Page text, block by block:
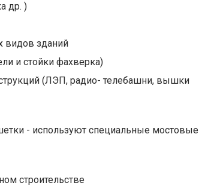
др. )
видов зданий
и стойки фахверка)
(ЛЭП, радио- телебашни, вышки
- используют специальные мостовые
строительстве